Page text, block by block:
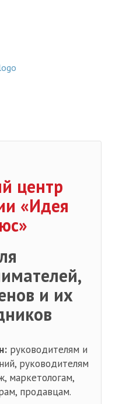
центр
«Идея
и их
руководителям и
руководителям
маркетологам,
продавцам.